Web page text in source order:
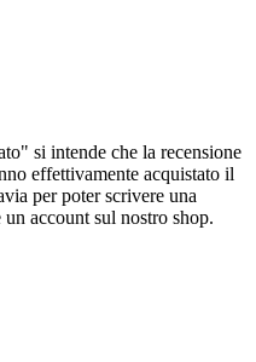
si intende che la recensione
effettivamente acquistato il
per poter scrivere una
account sul nostro shop.